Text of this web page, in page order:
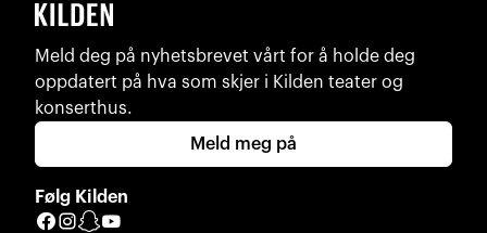
Meld deg på nyhetsbrevet vårt for å holde deg
oppdatert på hva som skjer i Kilden teater og
konserthus.
Meld meg på
Følg Kilden
Facebook
Instagram
Snapchat